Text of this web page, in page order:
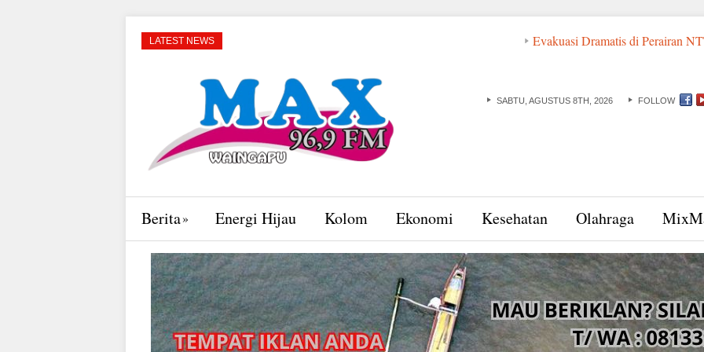
LATEST NEWS Evakuasi Dramatis di Perairan NTT: ABK dan
SABTU, AGUSTUS 8TH, 2026 FOLLOW
Berita Energi Hijau Kolom Ekonomi Kesehatan Olahraga